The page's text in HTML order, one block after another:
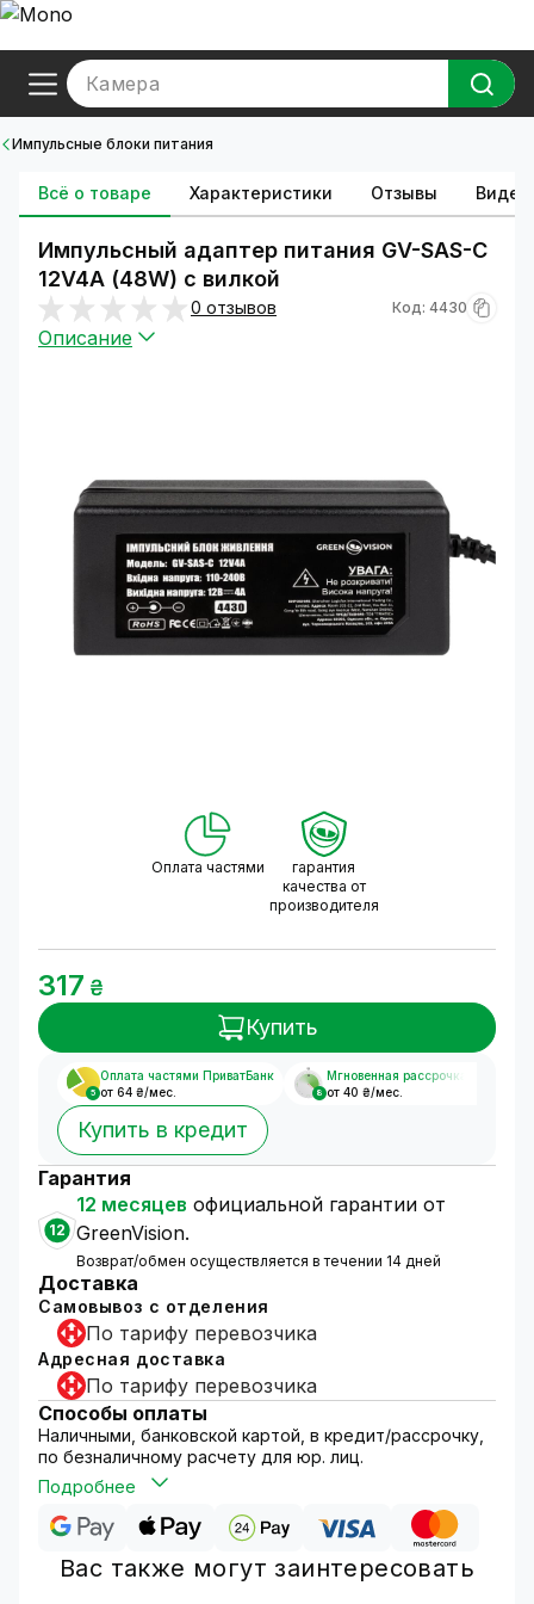
Камера
Импульсные блоки питания
Всё о товаре Характеристики Отзывы Видео
Импульсный адаптер питания GV-SAS-C
12V4A (48W) с вилкой
0 отзывов Код: 4430
Описание
Оплата частями
гарантия
качества от
производителя
317 ₴
Купить
5
Оплата частями ПриватБанк
от 64 ₴/мес.
8
Мгновенная рассрочка
от 40 ₴/мес.
Купить в кредит
Гарантия
12
12 месяцев официальной гарантии от
GreenVision.
Возврат/обмен осуществляется в течении 14 дней
Доставка
Самовывоз с отделения
По тарифу перевозчика
Адресная доставка
По тарифу перевозчика
Способы оплаты
Наличными, банковской картой, в кредит/рассрочку,
по безналичному расчету для юр. лиц.
Подробнее
Вас также могут заинтересовать